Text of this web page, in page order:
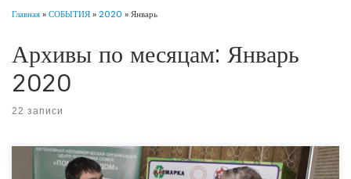
Главная»СОБЫТИЯ»2020 »Январь
Архивы по месяцам: Январь
2020
22 записи